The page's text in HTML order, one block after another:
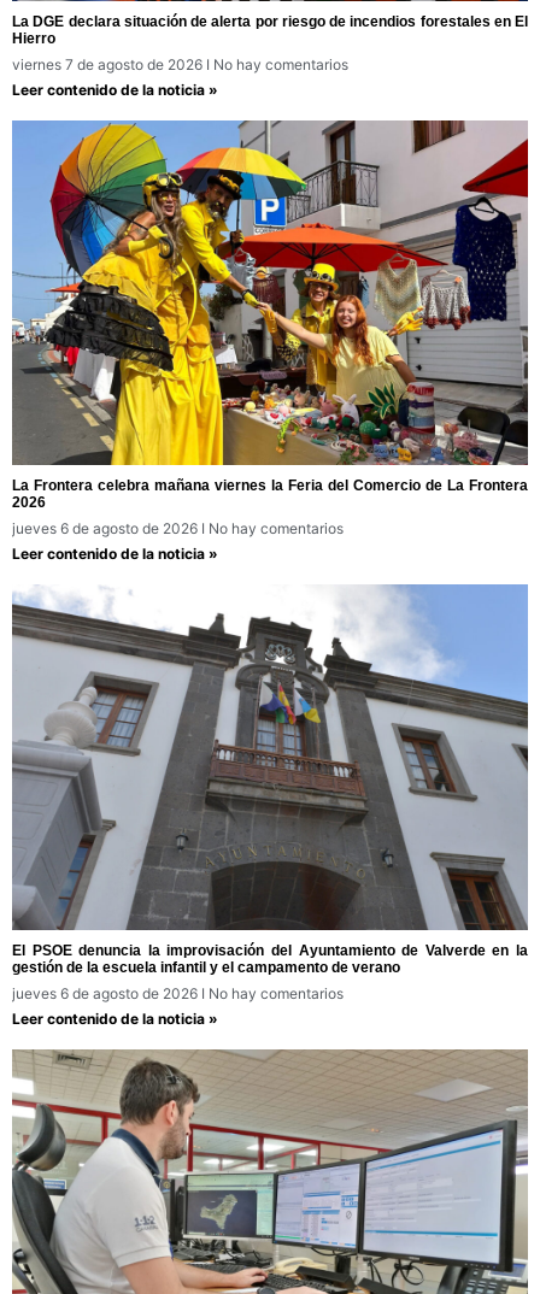
La DGE declara situación de alerta por riesgo de incendios forestales en El
Hierro
viernes 7 de agosto de 2026
No hay comentarios
Leer contenido de la noticia »
La Frontera celebra mañana viernes la Feria del Comercio de La Frontera
2026
jueves 6 de agosto de 2026
No hay comentarios
Leer contenido de la noticia »
El PSOE denuncia la improvisación del Ayuntamiento de Valverde en la
gestión de la escuela infantil y el campamento de verano
jueves 6 de agosto de 2026
No hay comentarios
Leer contenido de la noticia »